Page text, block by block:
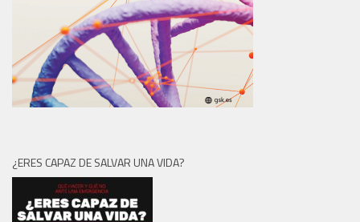
¿ERES CAPAZ DE SALVAR UNA VIDA?